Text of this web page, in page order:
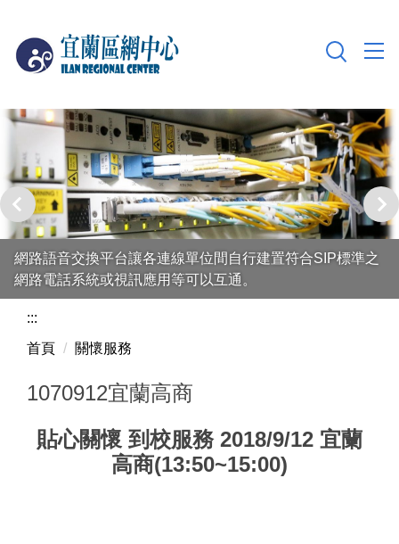
主
容
網路語音交換平台讓各連線單位間自行建置符合SIP標準之
網路電話系統或視訊應用等可以互通。
:::
首頁
關懷服務
1070912宜蘭高商
貼心關懷 到校服務 2018/9/12 宜蘭
高商(13:50~15:00)